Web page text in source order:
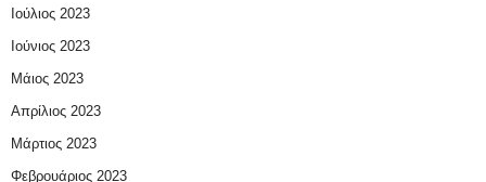
Ιούλιος 2023
Ιούνιος 2023
Μάιος 2023
Απρίλιος 2023
Μάρτιος 2023
Φεβρουάριος 2023